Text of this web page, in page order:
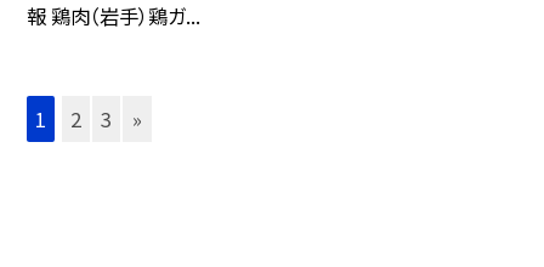
報 鶏肉（岩手）鶏ガ...
1 2 3 »